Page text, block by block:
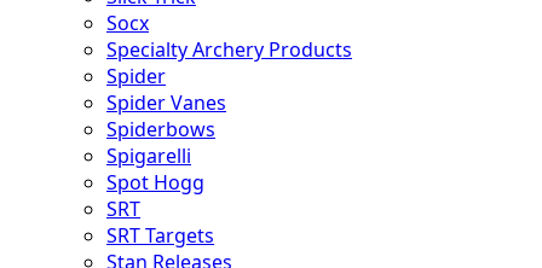
Socx
Specialty Archery Products
Spider
Spider Vanes
Spiderbows
Spigarelli
Spot Hogg
SRT
SRT Targets
Stan Releases